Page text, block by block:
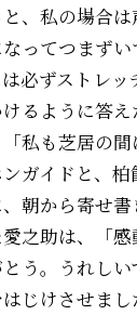
、私の場合
ってつまず
必ずストレッ
るように答
私も芝居の
ガイドと、柏
朝から寄せ
之助は、「
う。うれしい
じけさせまし